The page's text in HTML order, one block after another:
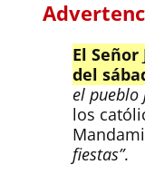
El
del
el pueblo
los
fiestas”.